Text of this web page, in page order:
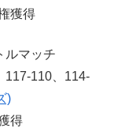
獲得
ルマッチ
110、114-
)
得